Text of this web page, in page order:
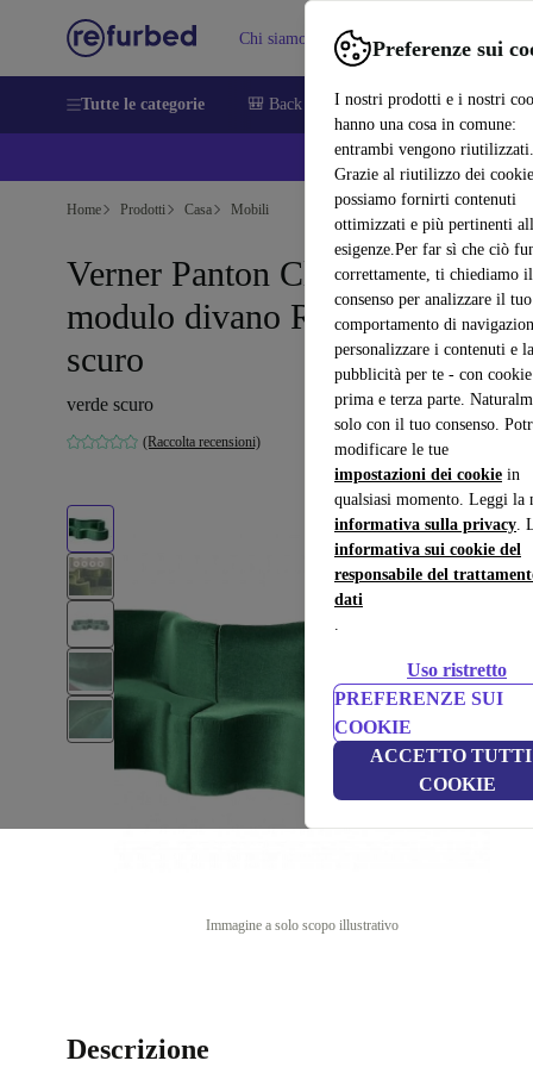
Preferenze sui
I nostri prodotti e i nostri
hanno una cosa in comune:
entrambi vengono riutilizzati.
Grazie al riutilizzo dei
possiamo fornirti contenuti
ottimizzati e più pertinenti
esigenze.Per far sì che ciò
correttamente, ti chiediamo il
consenso per analizzare il tuo
comportamento di
personalizzare i contenuti e la
pubblicità per te - con
prima e terza parte.
solo con il tuo consenso.
modificare le tue
impostazioni dei cookie in
qualsiasi momento. Leggi la
informativa sulla privacy.
informativa sui cookie del
responsabile del
dati
.
Uso ristretto
PREFERENZE SUI
COOKIE
ACCETTO
COOKIE
Chi siamo Vendere Assistenza
Tutte le categorie 🎒 Back to school Smartphone
💰
Home Prodotti Casa Mobili
Verner Panton Cloverleaf
modulo divano Rechts verde
scuro
verde scuro
(Raccolta recensioni)
Immagine a solo scopo illustrativo
Descrizione